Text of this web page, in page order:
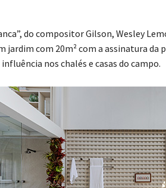
do compositor Gilson, Wesley
jardim com 20m² com a assinatura da
nos chalés e casas do campo.